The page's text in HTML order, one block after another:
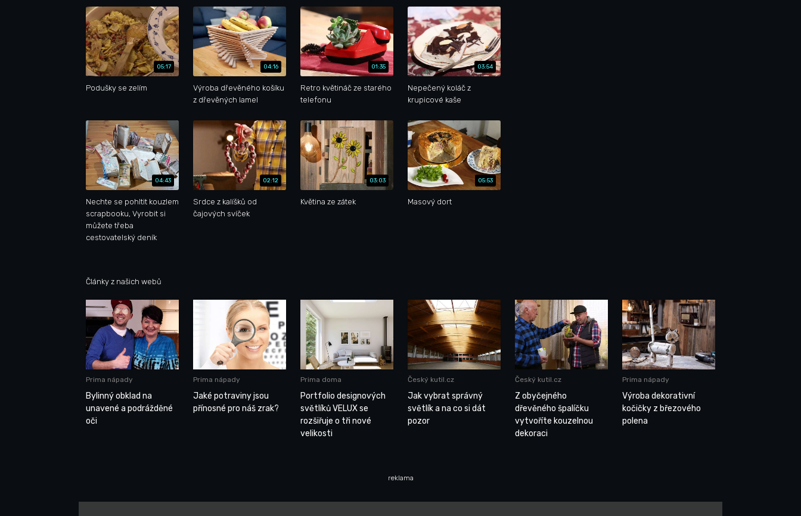
05:17
Podušky se zelím
04:16
Výroba dřevěného košíku
z dřevěných lamel
01:35
Retro květináč ze starého
telefonu
03:54
Nepečený koláč z
krupicové kaše
04:43
Nechte se pohltit kouzlem
scrapbooku, Vyrobit si
můžete třeba
cestovatelský deník
02:12
Srdce z kalíšků od
čajových svíček
03:03
Květina ze zátek
05:53
Masový dort
Články z našich webů
Prima nápady
Bylinný obklad na
unavené a podrážděné
oči
Prima nápady
Jaké potraviny jsou
přínosné pro náš zrak?
Prima doma
Portfolio designových
světlíků VELUX se
rozšiřuje o tři nové
velikosti
Český kutil.cz
Jak vybrat správný
světlík a na co si dát
pozor
Český kutil.cz
Z obyčejného
dřevěného špalíčku
vytvoříte kouzelnou
dekoraci
Prima nápady
Výroba dekorativní
kočičky z březového
polena
reklama